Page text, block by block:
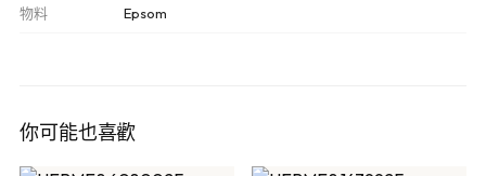
物料 Epsom
你可能也喜歡